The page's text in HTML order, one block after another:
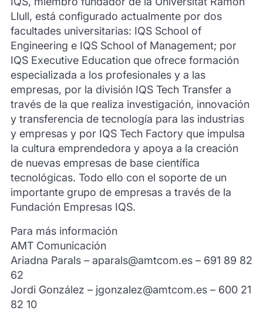
Llull, está configurado actualmente por dos
facultades universitarias: IQS School of
Engineering e IQS School of Management; por
IQS Executive Education que ofrece formación
especializada a los profesionales y a las
empresas, por la división IQS Tech Transfer a
través de la que realiza investigación, innovación
y transferencia de tecnología para las industrias
y empresas y por IQS Tech Factory que impulsa
la cultura emprendedora y apoya a la creación
de nuevas empresas de base científica
tecnológicas. Todo ello con el soporte de un
importante grupo de empresas a través de la
Fundación Empresas IQS.
Para más información
AMT Comunicación
Ariadna Parals – aparals@amtcom.es – 691 89 82
62
Jordi González – jgonzalez@amtcom.es – 600 21
82 10